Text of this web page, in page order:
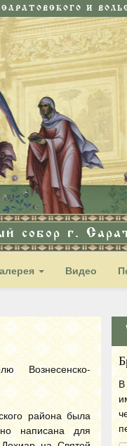
И
собор г.
Видео
Вознесенско-
района была
написана для
В